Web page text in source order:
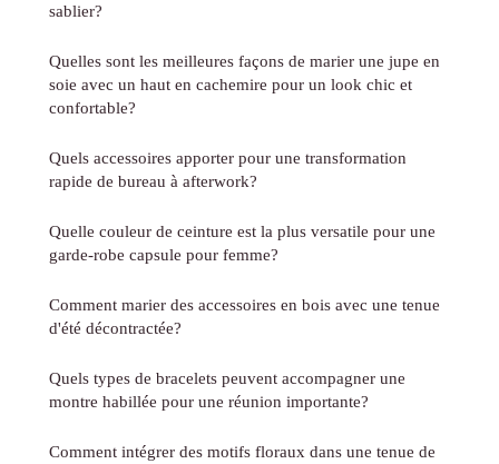
sablier?
Quelles sont les meilleures façons de marier une jupe en
soie avec un haut en cachemire pour un look chic et
confortable?
Quels accessoires apporter pour une transformation
rapide de bureau à afterwork?
Quelle couleur de ceinture est la plus versatile pour une
garde-robe capsule pour femme?
Comment marier des accessoires en bois avec une tenue
d'été décontractée?
Quels types de bracelets peuvent accompagner une
montre habillée pour une réunion importante?
Comment intégrer des motifs floraux dans une tenue de